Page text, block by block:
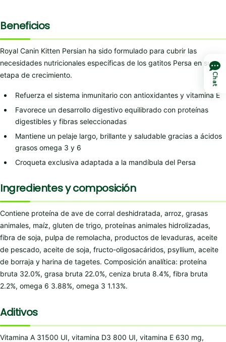
Beneficios
Royal Canin Kitten Persian ha sido formulado para cubrir las
necesidades nutricionales específicas de los gatitos Persa en su
etapa de crecimiento.
Refuerza el sistema inmunitario con antioxidantes y vitamina E
Favorece un desarrollo digestivo equilibrado con proteínas
digestibles y fibras seleccionadas
Mantiene un pelaje largo, brillante y saludable gracias a ácidos
grasos omega 3 y 6
Croqueta exclusiva adaptada a la mandíbula del Persa
Ingredientes y composición
Contiene proteína de ave de corral deshidratada, arroz, grasas
animales, maíz, gluten de trigo, proteínas animales hidrolizadas,
fibra de soja, pulpa de remolacha, productos de levaduras, aceite
de pescado, aceite de soja, fructo-oligosacáridos, psyllium, aceite
de borraja y harina de tagetes. Composición analítica: proteína
bruta 32.0%, grasa bruta 22.0%, ceniza bruta 8.4%, fibra bruta
2.2%, omega 6 3.88%, omega 3 1.13%.
Aditivos
Vitamina A 31500 UI, vitamina D3 800 UI, vitamina E 630 mg,
Chat